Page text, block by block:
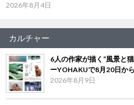
2026年8月4日
カルチャー
6人の作家が描く“風景と
ーYOHAKUで8月20日か
2026年8月9日